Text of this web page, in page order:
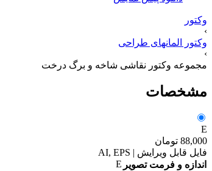
وکتور
›
وکتور المانهای طراحی
›
مجموعه وکتور نقاشی شاخه و برگ درخت
مشخصات
E
88,000 تومان
فایل قابل ویرایش | AI, EPS
اندازه و فرمت تصویر E